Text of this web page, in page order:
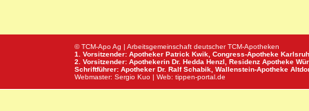
© TCM-Apo Ag | Arbeitsgemeinschaft deutscher TCM-Apotheken
1. Vorsitzender: Apotheker Patrick Kwik, Congress-Apotheke
2. Vorsitzender: Apothekerin Dr. Hedda Henzl, Residenz Apotheke
Schriftführer: Apotheker Dr. Ralf Schabik, Wallenstein-Apotheke
Webmaster: Sergio Kuo | Web: tippen-portal.de